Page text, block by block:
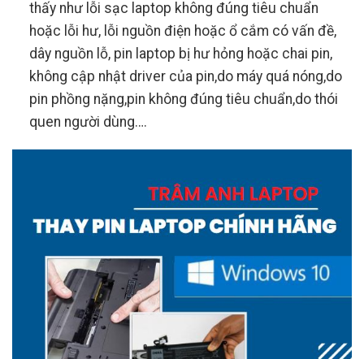
thấy như lỗi sạc laptop không đúng tiêu chuẩn
hoặc lỗi hư, lỗi nguồn điện hoặc ổ cắm có vấn đề,
dây nguồn lỗ, pin laptop bị hư hỏng hoặc chai pin,
không cập nhật driver của pin,do máy quá nóng,do
pin phồng nặng,pin không đúng tiêu chuẩn,do thói
quen người dùng….